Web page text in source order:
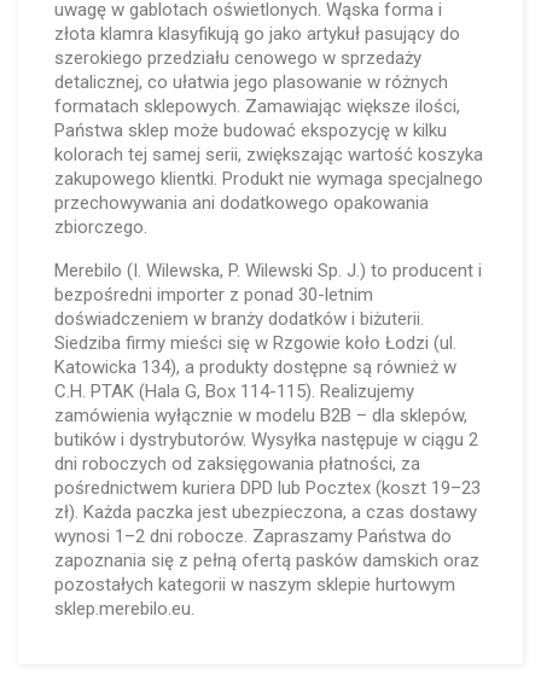
uwagę w gablotach oświetlonych. Wąska forma i
złota klamra klasyfikują go jako artykuł pasujący do
szerokiego przedziału cenowego w sprzedaży
detalicznej, co ułatwia jego plasowanie w różnych
formatach sklepowych. Zamawiając większe ilości,
Państwa sklep może budować ekspozycję w kilku
kolorach tej samej serii, zwiększając wartość koszyka
zakupowego klientki. Produkt nie wymaga specjalnego
przechowywania ani dodatkowego opakowania
zbiorczego.
Merebilo (I. Wilewska, P. Wilewski Sp. J.) to producent i
bezpośredni importer z ponad 30-letnim
doświadczeniem w branży dodatków i biżuterii.
Siedziba firmy mieści się w Rzgowie koło Łodzi (ul.
Katowicka 134), a produkty dostępne są również w
C.H. PTAK (Hala G, Box 114-115). Realizujemy
zamówienia wyłącznie w modelu B2B – dla sklepów,
butików i dystrybutorów. Wysyłka następuje w ciągu 2
dni roboczych od zaksięgowania płatności, za
pośrednictwem kuriera DPD lub Pocztex (koszt 19–23
zł). Każda paczka jest ubezpieczona, a czas dostawy
wynosi 1–2 dni robocze. Zapraszamy Państwa do
zapoznania się z pełną ofertą pasków damskich oraz
pozostałych kategorii w naszym sklepie hurtowym
sklep.merebilo.eu.